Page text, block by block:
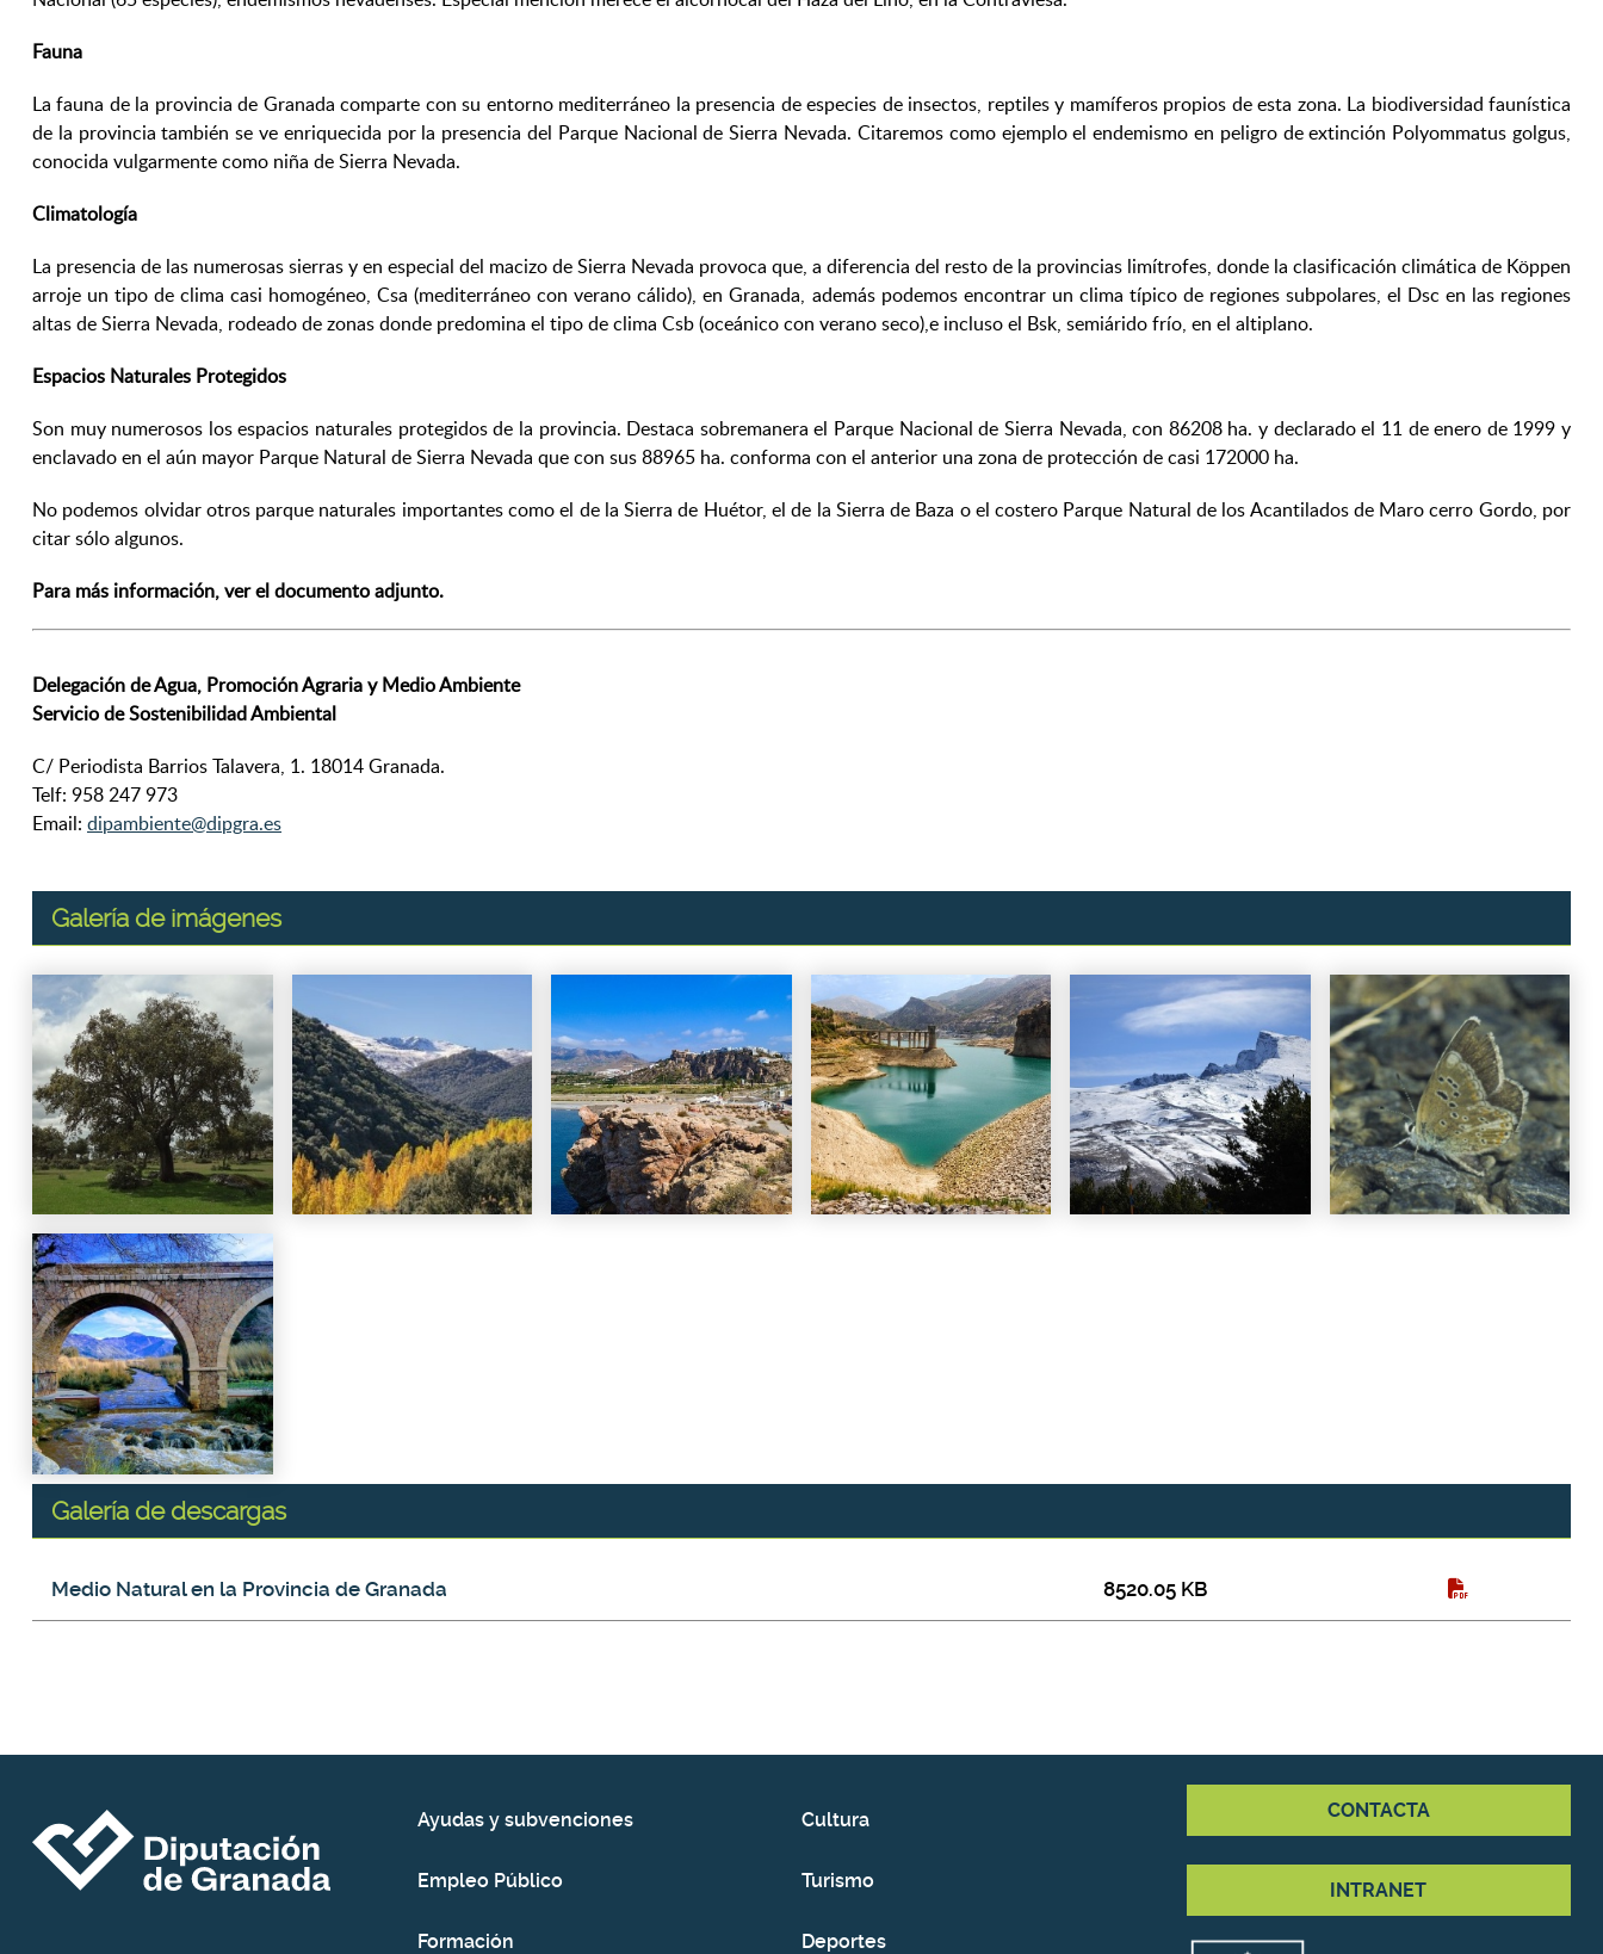
Fauna
La fauna de la provincia de Granada comparte con su entorno mediterráneo la presencia de especies de insectos, reptiles y mamíferos propios de esta zona. La biodiversidad faunística
de la provincia también se ve enriquecida por la presencia del Parque Nacional de Sierra Nevada. Citaremos como ejemplo el endemismo en peligro de extinción Polyommatus golgus,
conocida vulgarmente como niña de Sierra Nevada.
Climatología
La presencia de las numerosas sierras y en especial del macizo de Sierra Nevada provoca que, a diferencia del resto de la provincias limítrofes, donde la clasificación climática de Köppen
arroje un tipo de clima casi homogéneo, Csa (mediterráneo con verano cálido), en Granada, además podemos encontrar un clima típico de regiones subpolares, el Dsc en las regiones
altas de Sierra Nevada, rodeado de zonas donde predomina el tipo de clima Csb (oceánico con verano seco),e incluso el Bsk, semiárido frío, en el altiplano.
Espacios Naturales Protegidos
Son muy numerosos los espacios naturales protegidos de la provincia. Destaca sobremanera el Parque Nacional de Sierra Nevada, con 86208 ha. y declarado el 11 de enero de 1999 y
enclavado en el aún mayor Parque Natural de Sierra Nevada que con sus 88965 ha. conforma con el anterior una zona de protección de casi 172000 ha.
No podemos olvidar otros parque naturales importantes como el de la Sierra de Huétor, el de la Sierra de Baza o el costero Parque Natural de los Acantilados de Maro cerro Gordo, por
citar sólo algunos.
Para más información, ver el documento adjunto.
Delegación de Agua, Promoción Agraria y Medio Ambiente
Servicio de Sostenibilidad Ambiental
C/ Periodista Barrios Talavera, 1. 18014 Granada.
Telf: 958 247 973
Email: dipambiente@dipgra.es
Galería de imágenes
Galería de descargas
Título del fichero Tamaño Tipo
Medio Natural en la Provincia de Granada 8520.05 KB
Ayudas y subvenciones
Empleo Público
Formación
Cultura
Turismo
Deportes
CONTACTA
INTRANET